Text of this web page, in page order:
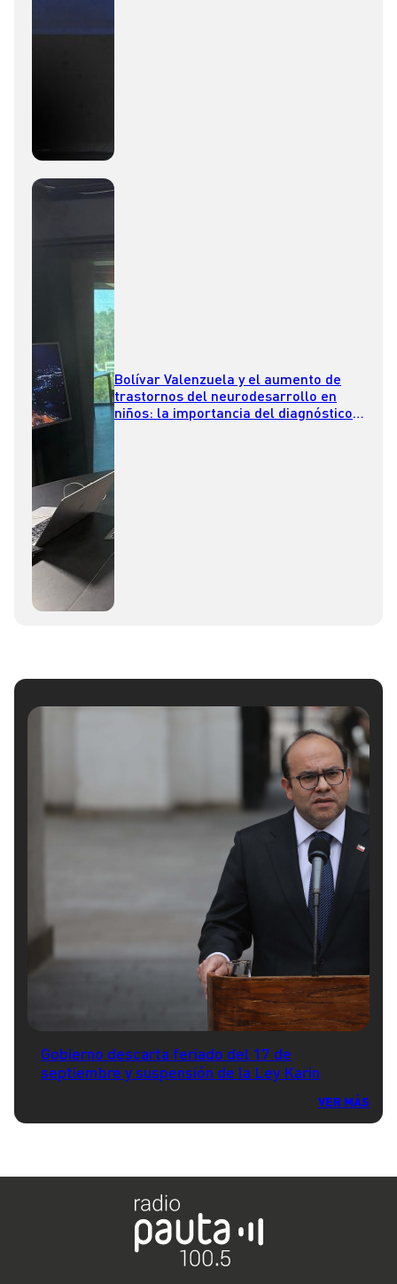
Bolívar Valenzuela y el aumento de
trastornos del neurodesarrollo en
niños: la importancia del diagnóstico y
Gobierno descarta feriado del 17 de
septiembre y suspensión de la Ley Karin
VER MÁS